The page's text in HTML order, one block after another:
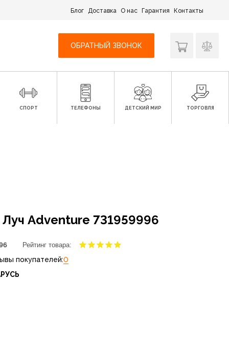
Блог Доставка О нас Гарантия Контакты
ОБРАТНЫЙ ЗВОНОК
СПОРТ ТЕЛЕФОНЫ ДЕТСКИЙ МИР ТОРГОВЛЯ
Adventure 731959996
Рейтинг товара:
покупателей:0